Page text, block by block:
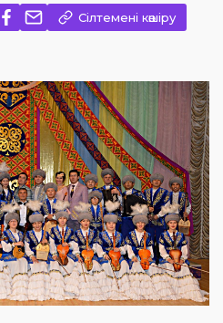
Сілтемені көшіру